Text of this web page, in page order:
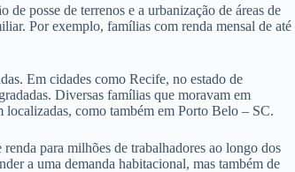
posse de terrenos e a urbanização de áreas de
Por exemplo, famílias com renda mensal de até
Em cidades como Recife, no estado de
Diversas famílias que moravam em
localizadas, como também em Porto Belo – SC.
para milhões de trabalhadores ao longo dos
a uma demanda habitacional, mas também de